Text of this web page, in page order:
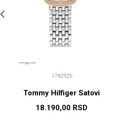
1782925
Tommy Hilfiger Satovi
18.190,00 RSD